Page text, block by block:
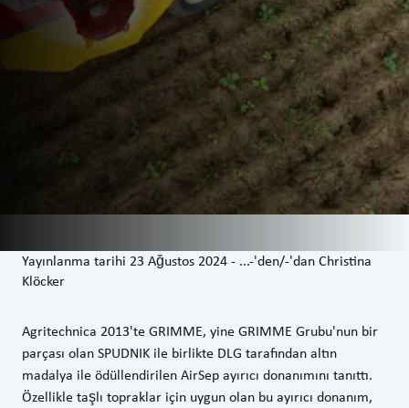
Yayınlanma tarihi 23 Ağustos 2024- ...-'den/-'danChristina
Klöcker
Agritechnica 2013'te GRIMME, yine GRIMME Grubu'nun bir
parçası olan SPUDNIK ile birlikte DLG tarafından altın
madalya ile ödüllendirilen AirSep ayırıcı donanımını tanıttı.
Özellikle taşlı topraklar için uygun olan bu ayırıcı donanım,